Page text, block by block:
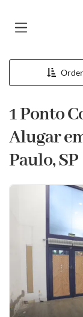
1 Ponto
Alugar
Paulo, SP